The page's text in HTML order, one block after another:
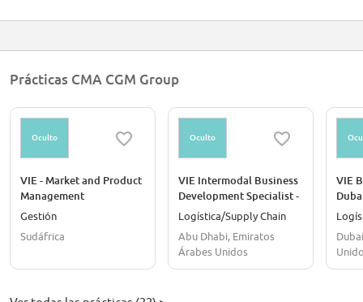
Prácticas CMA CGM Group
Oculto
VIE - Market and Product
Management
Professional Cluster KSA
Gestión
Sudáfrica
Oculto
VIE Intermodal Business
Development Specialist -
Abu Dhabi
Logística/Supply Chain
Abu Dhabi, Emiratos
Árabes Unidos
VIE